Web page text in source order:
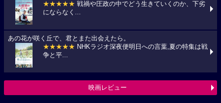
★★★★★ 戦禍や圧政の中でどう生きていくのか、下劣
にならなく...
あの花が咲く丘で、君とまた出会えたら。
★★★★★ NHKラジオ深夜便明日への言葉,夏の特集は戦
争と平...
映画レビュー